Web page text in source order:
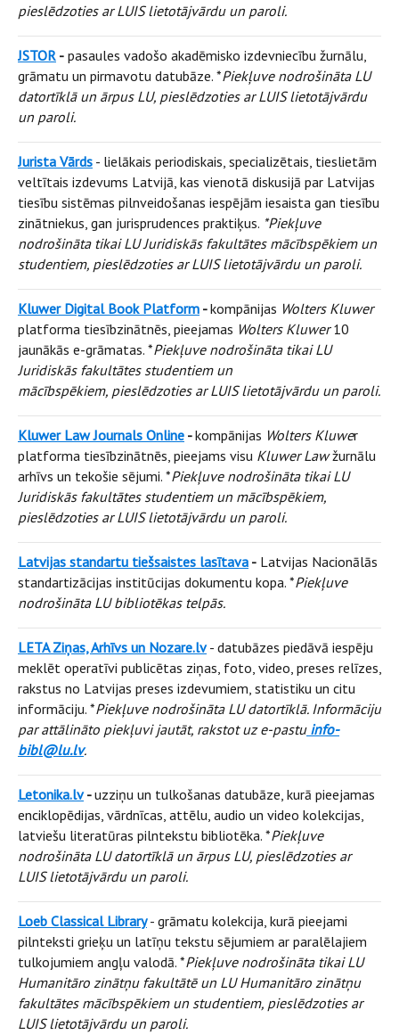
pieslēdzoties ar LUIS lietotājvārdu un paroli.
JSTOR - pasaules vadošo akadēmisko izdevniecību žurnālu,
grāmatu un pirmavotu datubāze. *Piekļuve nodrošināta LU
datortīklā un ārpus LU, pieslēdzoties ar LUIS lietotājvārdu
un paroli.
Jurista Vārds - lielākais periodiskais, specializētais, tieslietām
veltītais izdevums Latvijā, kas vienotā diskusijā par Latvijas
tiesību sistēmas pilnveidošanas iespējām iesaista gan tiesību
zinātniekus, gan jurisprudences praktiķus. *Piekļuve
nodrošināta tikai LU Juridiskās fakultātes mācībspēkiem un
studentiem, pieslēdzoties ar LUIS lietotājvārdu un paroli.
Kluwer Digital Book Platform -kompānijas Wolters Kluwer
platforma tiesībzinātnēs, pieejamas Wolters Kluwer10
jaunākās e-grāmatas. *Piekļuve nodrošināta tikai LU
Juridiskās fakultātes studentiem un
mācībspēkiem, pieslēdzoties ar LUIS lietotājvārdu un paroli.
Kluwer Law Journals Online -kompānijas Wolters Kluwer
platforma tiesībzinātnēs, pieejams visu Kluwer Lawžurnālu
arhīvs un tekošie sējumi. *Piekļuve nodrošināta tikai LU
Juridiskās fakultātes studentiem un mācībspēkiem,
pieslēdzoties ar LUIS lietotājvārdu un paroli.
Latvijas standartu tiešsaistes lasītava - Latvijas Nacionālās
standartizācijas institūcijas dokumentu kopa. *Piekļuve
nodrošināta LU bibliotēkas telpās.
LETA Ziņas, Arhīvs un Nozare.lv- datubāzes piedāvā iespēju
meklēt operatīvi publicētas ziņas, foto, video, preses relīzes,
rakstus no Latvijas preses izdevumiem, statistiku un citu
informāciju. *Piekļuve nodrošināta LU datortīklā. Informāciju
par attālināto piekļuvi jautāt, rakstot uz e-pastuinfo-
bibl@lu.lv.
Letonika.lv-uzziņu un tulkošanas datubāze, kurā pieejamas
enciklopēdijas, vārdnīcas, attēlu, audio un video kolekcijas,
latviešu literatūras pilntekstu bibliotēka. *Piekļuve
nodrošināta LU datortīklā un ārpus LU, pieslēdzoties ar
LUIS lietotājvārdu un paroli.
Loeb Classical Library- grāmatu kolekcija, kurā pieejami
pilnteksti grieķu un latīņu tekstu sējumiem ar paralēlajiem
tulkojumiem angļu valodā. *Piekļuve nodrošināta tikai LU
Humanitāro zinātņu fakultātē un LU Humanitāro zinātņu
fakultātes mācībspēkiem un studentiem, pieslēdzoties ar
LUIS lietotājvārdu un paroli.